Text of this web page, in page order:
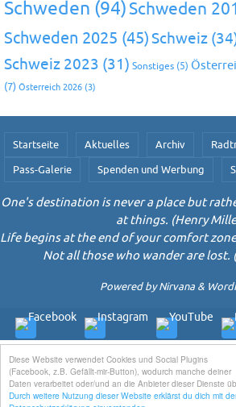
Diese Website verwendet Cookies und Social Plugins
(Facebook, z.B. Gefällt-mir-Button), wodurch manche deiner
Daten verarbeitet oder/und an die Anbieter dieser Dienste
Durch weitere Nutzung dieser Website erklärst du dich mit
Schweden (94)Schweden
Schweden 2025 (45)Schweiz
Schweiz 2023 (31) Sonstiges (5)
(7) Österreich 2026 (3)
Startseite Aktuelles Archiv
Pass-Galerie
Spenden und Werbung
One's destination is never a place but
at things. (Henry
Life begins at the end of your comfort
Not all those who wander are lost.
Powered byNirvana&